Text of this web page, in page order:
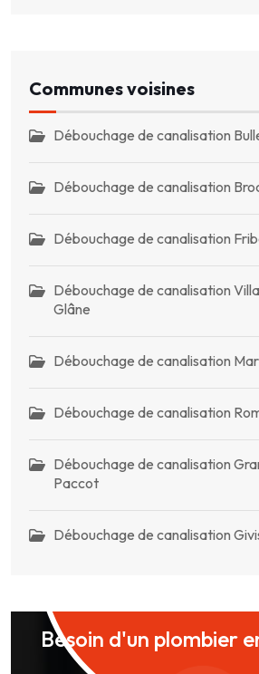
Communes voisines
Débouchage de canalisation
Débouchage de canalisation
Débouchage de canalisation
Débouchage de canalisation
Glâne
Débouchage de canalisation
Débouchage de canalisation
Débouchage de canalisation
Paccot
Débouchage de canalisation
Besoin d'un plombier